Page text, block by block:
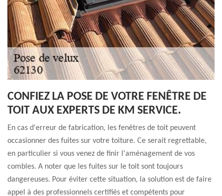
CONFIEZ LA POSE DE VOTRE FENÊTRE DE
TOIT AUX EXPERTS DE KM SERVICE.
En cas d'erreur de fabrication, les fenêtres de toit peuvent
occasionner des fuites sur votre toiture. Ce serait regrettable,
en particulier si vous venez de finir l'aménagement de vos
combles. A noter que les fuites sur le toit sont toujours
dangereuses. Pour éviter cette situation, la solution est de faire
appel à des professionnels certifiés et compétents pour